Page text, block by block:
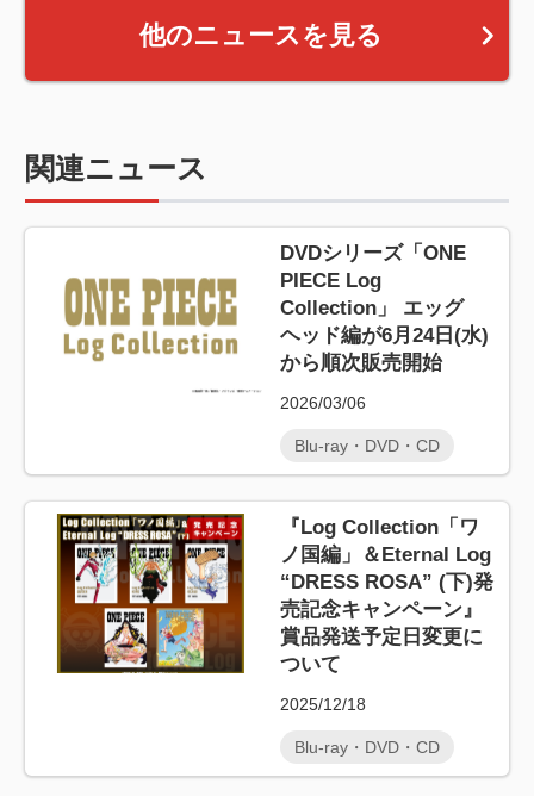
他のニュースを見る
関連ニュース
DVDシリーズ「ONE
PIECE Log
Collection」 エッグ
ヘッド編が6月24日(水)
から順次販売開始
2026/03/06
Blu-ray・DVD・CD
『Log Collection「ワ
ノ国編」＆Eternal Log
“DRESS ROSA” (下)発
売記念キャンペーン』
賞品発送予定日変更に
ついて
2025/12/18
Blu-ray・DVD・CD